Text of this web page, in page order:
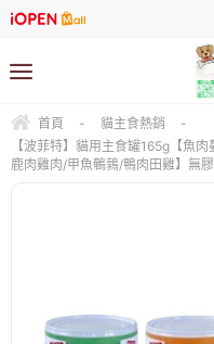
首頁 - 貓主食熱銷
-
【波菲特】貓用主食罐165g【魚
鹿肉雞肉/甲魚鵪鶉/鴨肉田雞】無